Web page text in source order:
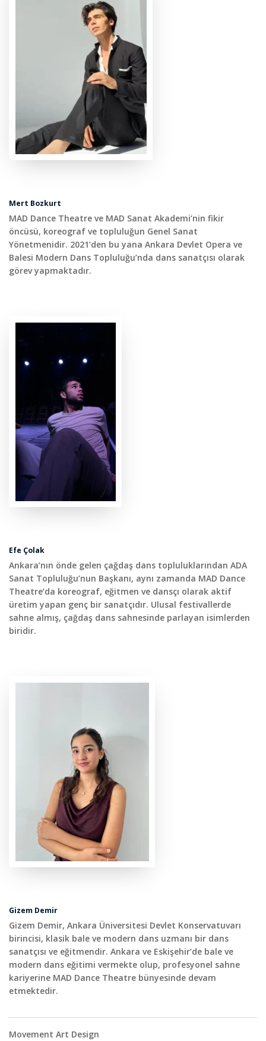
Mert Bozkurt
MAD Dance Theatre ve MAD Sanat Akademi’nin fikir
öncüsü, koreograf ve topluluğun Genel Sanat
Yönetmenidir. 2021’den bu yana Ankara Devlet Opera ve
Balesi Modern Dans Topluluğu’nda dans sanatçısı olarak
görev yapmaktadır.
Efe Çolak
Ankara’nın önde gelen çağdaş dans topluluklarından ADA
Sanat Topluluğu’nun Başkanı, aynı zamanda MAD Dance
Theatre’da koreograf, eğitmen ve dansçı olarak aktif
üretim yapan genç bir sanatçıdır. Ulusal festivallerde
sahne almış, çağdaş dans sahnesinde parlayan isimlerden
biridir.
Gizem Demir
Gizem Demir, Ankara Üniversitesi Devlet Konservatuvarı
birincisi, klasik bale ve modern dans uzmanı bir dans
sanatçısı ve eğitmendir. Ankara ve Eskişehir’de bale ve
modern dans eğitimi vermekte olup, profesyonel sahne
kariyerine MAD Dance Theatre bünyesinde devam
etmektedir.
Movement Art Design